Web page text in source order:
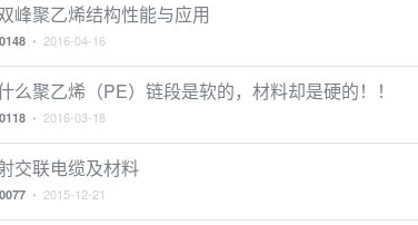
峰聚乙烯结构性能与应用
• 2016-04-16
么聚乙烯（PE）链段是软的，材料却是硬的！！
• 2016-03-18
交联电缆及材料
• 2015-12-21